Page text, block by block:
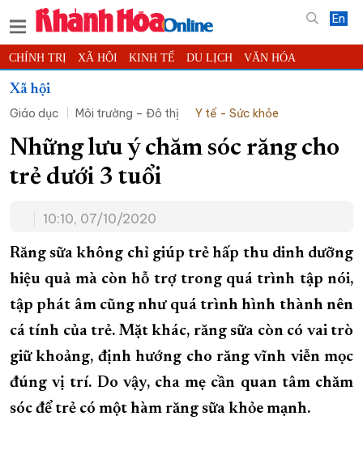
En
CHÍNH TRỊ XÃ HỘI KINH TẾ DU LỊCH VĂN HÓA
THỂ THAO
KHOA HỌC - CÔNG NGHỆ PHÁP LUẬT BẠN ĐỌC
THẾ GIỚI MULTIMEDIA VIDEO ĐỌC BÁO ONLINE
PODCAST THÔNG TIN - QUẢNG CÁO
TRƯỜNG SA BIỂN ĐẢO QUÊ HƯƠNG
CHUNG TAY CẢI CÁCH HÀNH CHÍNH
XÂY DỰNG NÔNG THÔN MỚI LỊCH CẮT ĐIỆN
TÀU - XE - MÁY BAY
KỶ NIỆM 370 NĂM XÂY DỰNG VÀ PHÁT TRIỂN TỈNH KHÁNH HÒA
KHOẢNH KHẮC ĐẸP XỨ TRẦM
XÂY DỰNG KHÁNH HÒA TRỞ THÀNH THÀNH PHỐ TRỰC THUỘC
ĐẠI HỘI ĐẢNG CÁC CẤP TRANG CHỦ VỀ BÁO KHÁNH HÒA
Xã hội
Giáo dục
Môi trường – Đô thị Y tế - Sức khỏe
Những lưu ý chăm sóc răng cho
trẻ dưới 3 tuổi
10:10, 07/10/2020
Răng sữa không chỉ giúp trẻ hấp thu dinh dưỡng
hiệu quả mà còn hỗ trợ trong quá trình tập nói,
tập phát âm cũng như quá trình hình thành nên
cá tính của trẻ. Mặt khác, răng sữa còn có vai trò
giữ khoảng, định hướng cho răng vĩnh viễn mọc
đúng vị trí. Do vậy, cha mẹ cần quan tâm chăm
sóc để trẻ có một hàm răng sữa khỏe mạnh.